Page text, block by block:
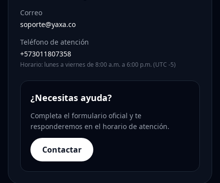
Correo
soporte@yaxa.co
Teléfono de atención
+573011807358
Horario: lunes a viernes de 8:00 a.m. a 6:00 p.m. (UTC -5)
¿Necesitas ayuda?
Completa el formulario oficial y te
responderemos en el horario de atención.
Contactar